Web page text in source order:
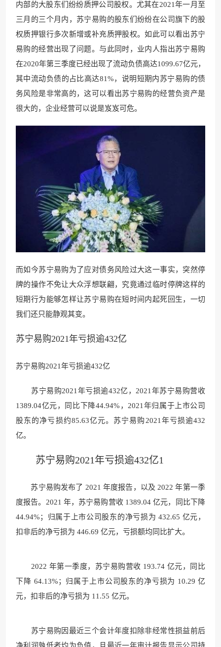
内部的大股东们纷纷质押公司股权。尤其在2021年一月至
三月的三个月内，苏宁易购的股东们纷纷在公司旗下的股
权质押银行多次新增或补充质押股权。如此可以看出苏宁
易购的经营出现了问题。与此同时，业内人指出苏宁易购
在2020年第三季度已经出现了流动负债高达1099.67亿元，
其中流动负债的占比高达81%，说明短期内苏宁易购的债
务风险是非常高的，这可以看出苏宁易购的经营负资产是
很大的，企业经营可以说是岌岌可危。
而如今苏宁易购为了应对债务风险过大这一事实，突然停
牌的操作不免让大众浮想联翩，究竟通过临时停牌这样的
短期行为能够怎样让苏宁易购在短时间内起死回生，一切
我们还只能静观其变。
苏宁易购2021年亏损逾432亿
苏宁易购2021年亏损逾432亿
苏宁易购2021年亏损逾432亿，2021年苏宁易购营收
1389.04亿元，同比下降44.94%，2021年归属于上市公司
股东的净亏损约85.63亿元。苏宁易购2021年亏损逾432
亿。
苏宁易购2021年亏损逾432亿1
苏宁易购发布了 2021 年度报告，以及 2022 年第一季
度报告。2021 年，苏宁易购营收 1389.04 亿元，同比下降
44.94%；归属于上市公司股东的净亏损为 432.65 亿元，
扣非后的净亏损为 446.69 亿元，亏损额均同比扩大。
2022 年第一季度，苏宁易购营收 193.74 亿元，同比
下降 64.13%；归属于上市公司股东的净亏损为 10.29 亿
元，扣非后的净亏损为 11.55 亿元。
苏宁易购因最近三个会计年度扣除非经常性损益前后
净利润孰低者均为负值，且最近一年审计报告显示公司持